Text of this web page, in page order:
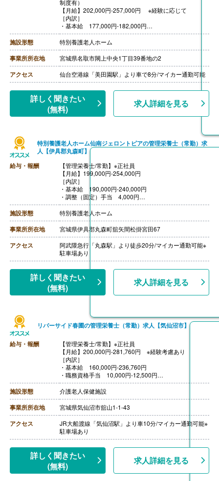
制度有）
【月給】202,000円-257,000円 ※経験に応じて
［内訳］
・基本給 177,000円-182,000円
・処遇改善支援手当 7,000円
・資格手当 20,000円-70,000円※給与額は経験年数・勤
務実績などを考慮して決定いたします。
［その他手当］
・退職年金手当等 5,000円（正社員登用後）
・住宅手当上限 14,000円
・扶養手当 5,000円-
前年度実績
【昇給】あり
【退職金】なし
【通勤手当】あり（上限40,000円/2km以上対象）
施設形態 特別養護老人ホーム
事業所所在地 宮城県名取市閖上中央1丁目39番地の2
アクセス 仙台空港線「美田園駅」より車で8分/マイカー通勤可能
詳しく聞きたい
(無料)
求人詳細を見る
特別養護老人ホーム仙南ジェロントピアの管理栄養士（常勤）求
人【伊具郡丸森町】
給与・報酬
【管理栄養士/常勤】※正社員
【月給】199,000円-254,000円
［内訳］
・基本給 190,000円-240,000円
・調整（固定）手当 4,000円
・資格手当 5,000円-10,000円
［その他手当］
・住宅手当 あり
【賞与】年2回（計4.00ヶ月分）※前年度実績
【通勤手当】あり（上限50,000円/月）
【昇給】あり（1月あたり500円-2,000円）※前年度実績
【退職金】あり※勤続1年以上、退職金共済加入
施設形態 特別養護老人ホーム
事業所所在地 宮城県伊具郡丸森町舘矢間松掛宮田67
アクセス
阿武隈急行「丸森駅」より徒歩20分/マイカー通勤可能※
駐車場あり
詳しく聞きたい
(無料)
求人詳細を見る
リバーサイド春圃の管理栄養士（常勤）求人【気仙沼市】
給与・報酬
【管理栄養士/常勤】※正社員
【月給】200,000円-281,760円 ※経験考慮あり
［内訳］
・基本給 160,000円-236,760円
・職務資格手当 10,000円-12,500円
・等級資格手当 10,000円-12,500円
・職務手当 20,000円
［その他手当］
・処遇改善手当
【賞与】年3回（計3.20ヶ月分）※前年度実績
【通勤手当】あり（上限10,000円/月）
【昇給】あり（1月あたり-1,487円）※前年度実績
【退職金】あり※勤続3年以上、共済加入
施設形態 介護老人保健施設
事業所所在地 宮城県気仙沼市舘山1-1-43
アクセス
JR大船渡線「気仙沼駅」より車10分/マイカー通勤可能※
駐車場あり
詳しく聞きたい
(無料)
求人詳細を見る